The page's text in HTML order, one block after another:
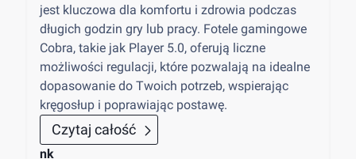
jest kluczowa dla komfortu i zdrowia podczas
długich godzin gry lub pracy. Fotele gamingowe
Cobra, takie jak Player 5.0, oferują liczne
możliwości regulacji, które pozwalają na idealne
dopasowanie do Twoich potrzeb, wspierając
kręgosłup i poprawiając postawę.
Czytaj całość
nk